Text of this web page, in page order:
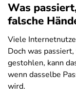
Was
falsche
Viele
Doch was
gestohlen, kann
wenn dasselbe
wird.